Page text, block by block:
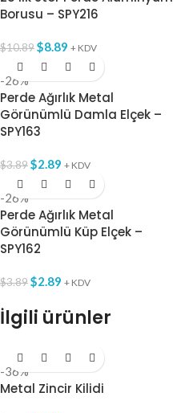
Borusu – SPY216
$10.89$8.89 + KDV
-26%
Perde Ağırlık Metal
Görünümlü Damla Elçek –
SPY163
$3.89$2.89 + KDV
-26%
Perde Ağırlık Metal
Görünümlü Küp Elçek –
SPY162
$3.89$2.89 + KDV
İlgili ürünler
-36%
Metal Zincir Kilidi